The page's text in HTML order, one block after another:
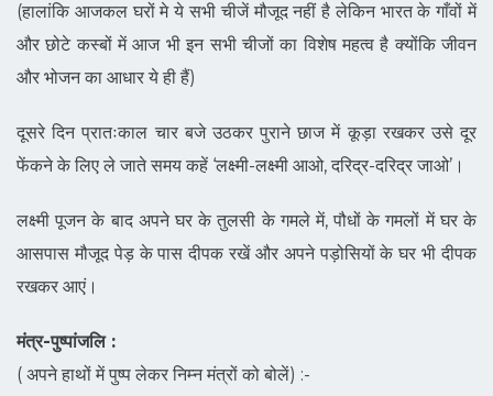
(हालांकि आजकल घरों मे ये सभी चीजें मौजूद नहीं है लेकिन भारत के गाँवों में
और छोटे कस्बों में आज भी इन सभी चीजों का विशेष महत्व है क्योंकि जीवन
और भोजन का आधार ये ही हैं)
दूसरे दिन प्रातःकाल चार बजे उठकर पुराने छाज में कूड़ा रखकर उसे दूर
फेंकने के लिए ले जाते समय कहें ‘लक्ष्मी-लक्ष्मी आओ, दरिद्र-दरिद्र जाओ’।
लक्ष्मी पूजन के बाद अपने घर के तुलसी के गमले में, पौधों के गमलों में घर के
आसपास मौजूद पेड़ के पास दीपक रखें और अपने पड़ोसियों के घर भी दीपक
रखकर आएं।
मंत्र-पुष्पांजलि :
( अपने हाथों में पुष्प लेकर निम्न मंत्रों को बोलें) :-